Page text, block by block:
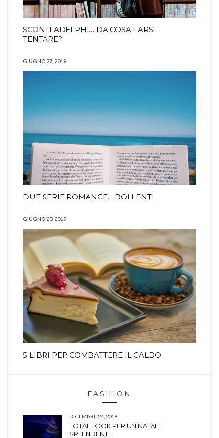
SCONTI ADELPHI… DA COSA FARSI
TENTARE?
GIUGNO 27, 2019
DUE SERIE ROMANCE… BOLLENTI
GIUGNO 20, 2019
5 LIBRI PER COMBATTERE IL CALDO
FASHION
DICEMBRE 24, 2019
TOTAL LOOK PER UN NATALE
SPLENDENTE